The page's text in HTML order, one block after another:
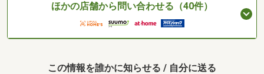
ほかの店舗から問い合わせる（40件）
この情報を誰かに知らせる / 自分に送る